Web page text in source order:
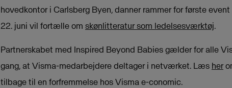
hovedkontor i Carlsberg Byen, danner rammer for første
22. juni vil fortælle om skønlitteratur som ledelsesværktøj.
Partnerskabet med Inspired Beyond Babies gælder for alle
gang, at Visma-medarbejdere deltager i netværket. Læs her
tilbage til en forfremmelse hos Visma e-conomic.